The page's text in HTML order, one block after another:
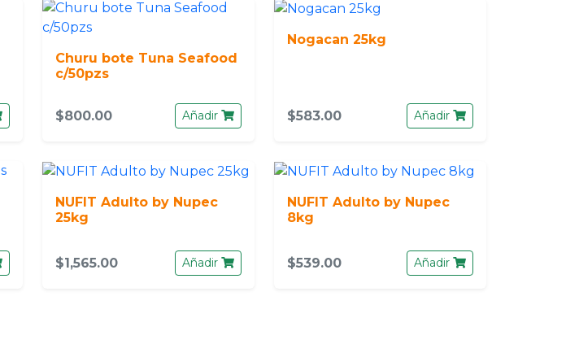
Churu bote Tuna Seafood
c/50pzs
$800.00 Añadir
Nogacan 25kg
$583.00 Añadir
NUFIT Adulto by Nupec
25kg
$1,565.00 Añadir
NUFIT Adulto by Nupec
8kg
$539.00 Añadir